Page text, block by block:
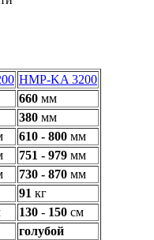
HMP-KA 3200
660 мм
380 мм
610 - 800 мм
751 - 979 мм
730 - 870 мм
91 кг
130 - 150 см
голубой